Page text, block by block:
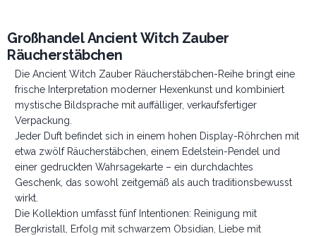
Großhandel Ancient Witch Zauber
Räucherstäbchen
Die Ancient Witch Zauber Räucherstäbchen-Reihe bringt eine
frische Interpretation moderner Hexenkunst und kombiniert
mystische Bildsprache mit auffälliger, verkaufsfertiger
Verpackung.
Jeder Duft befindet sich in einem hohen Display-Röhrchen mit
etwa zwölf Räucherstäbchen, einem Edelstein-Pendel und
einer gedruckten Wahrsagekarte – ein durchdachtes
Geschenk, das sowohl zeitgemäß als auch traditionsbewusst
wirkt.
Die Kollektion umfasst fünf Intentionen: Reinigung mit
Bergkristall, Erfolg mit schwarzem Obsidian, Liebe mit